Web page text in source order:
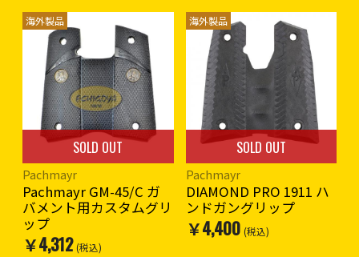
海外製品
SOLD OUT
Pachmayr
Pachmayr GM-45/C ガ
バメント用カスタムグリ
ップ
￥4,312 (税込)
海外製品
SOLD OUT
Pachmayr
DIAMOND PRO 1911 ハ
ンドガングリップ
￥4,400 (税込)